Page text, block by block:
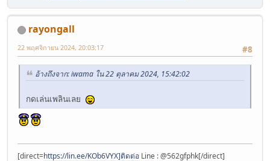
rayongall
#8
22 พฤศจิกายน 2024, 20:03:17
อ้างถึงจาก: iwama ใน 22 ตุลาคม 2024, 15:42:02
กดเล่นเพลินเลย
[direct=https://lin.ee/KOb6VYX]ติดต่อ Line : @562gfphk[/direct]